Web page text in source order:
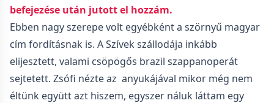
befejezése után jutott el hozzám.
Ebben nagy szerepe volt egyébként a szörnyű magyar
cím fordításnak is. A Szívek szállodája inkább
elijesztett, valami csöpögős brazil szappanoperát
sejtetett. Zsófi nézte az anyukájával mikor még nem
éltünk együtt azt hiszem, egyszer náluk láttam egy